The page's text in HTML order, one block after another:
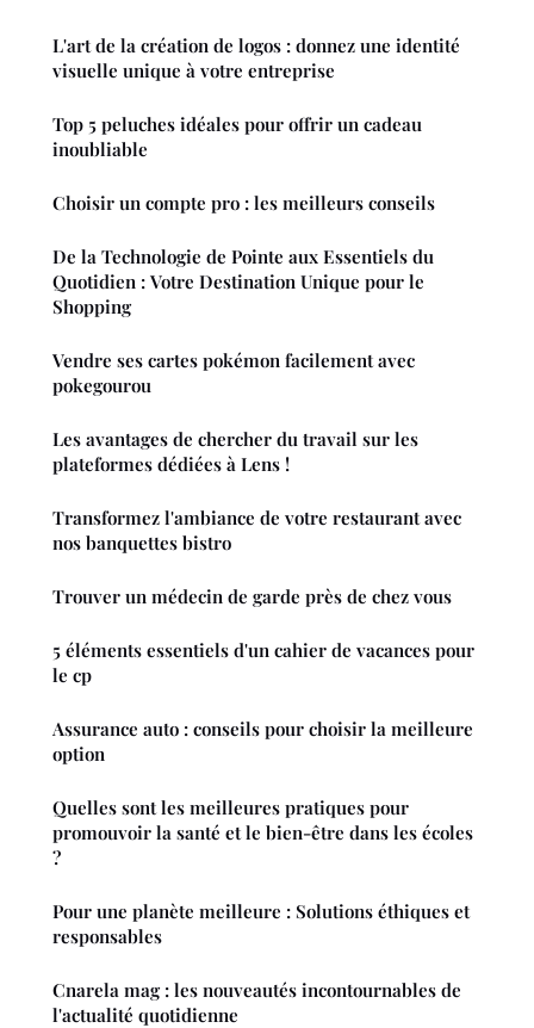
L'art de la création de logos : donnez une identité
visuelle unique à votre entreprise
Top 5 peluches idéales pour offrir un cadeau
inoubliable
Choisir un compte pro : les meilleurs conseils
De la Technologie de Pointe aux Essentiels du
Quotidien : Votre Destination Unique pour le
Shopping
Vendre ses cartes pokémon facilement avec
pokegourou
Les avantages de chercher du travail sur les
plateformes dédiées à Lens !
Transformez l'ambiance de votre restaurant avec
nos banquettes bistro
Trouver un médecin de garde près de chez vous
5 éléments essentiels d'un cahier de vacances pour
le cp
Assurance auto : conseils pour choisir la meilleure
option
Quelles sont les meilleures pratiques pour
promouvoir la santé et le bien-être dans les écoles
?
Pour une planète meilleure : Solutions éthiques et
responsables
Cnarela mag : les nouveautés incontournables de
l'actualité quotidienne